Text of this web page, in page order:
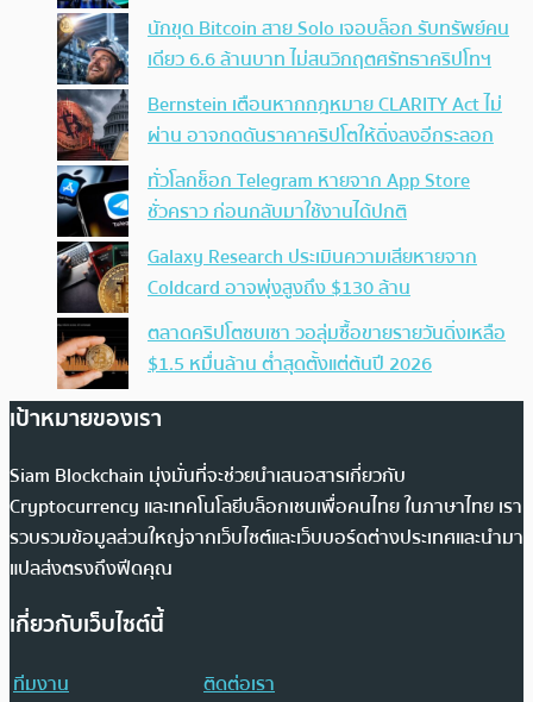
นักขุด Bitcoin สาย Solo เจอบล็อก รับทรัพย์คน
เดียว 6.6 ล้านบาท ไม่สนวิกฤตศรัทธาคริปโทฯ
Bernstein เตือนหากกฎหมาย CLARITY Act ไม่
ผ่าน อาจกดดันราคาคริปโตให้ดิ่งลงอีกระลอก
ทั่วโลกช็อก Telegram หายจาก App Store
ชั่วคราว ก่อนกลับมาใช้งานได้ปกติ
Galaxy Research ประเมินความเสียหายจาก
Coldcard อาจพุ่งสูงถึง $130 ล้าน
ตลาดคริปโตซบเซา วอลุ่มซื้อขายรายวันดิ่งเหลือ
$1.5 หมื่นล้าน ต่ำสุดตั้งแต่ต้นปี 2026
เป้าหมายของเรา
Siam Blockchain มุ่งมั่นที่จะช่วยนำเสนอสารเกี่ยวกับ
Cryptocurrency และเทคโนโลยีบล็อกเชนเพื่อคนไทย ในภาษาไทย เรา
รวบรวมข้อมูลส่วนใหญ่จากเว็บไซต์และเว็บบอร์ดต่างประเทศและนำมา
แปลส่งตรงถึงฟีดคุณ
เกี่ยวกับเว็บไซต์นี้
ทีมงาน
ติดต่อเรา